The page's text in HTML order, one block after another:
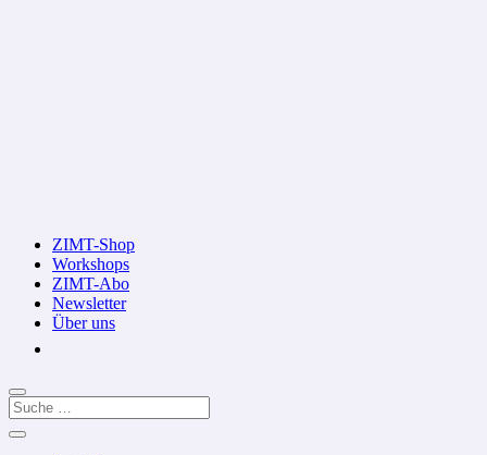
ZIMT-Shop
Workshops
ZIMT-Abo
Newsletter
Über uns